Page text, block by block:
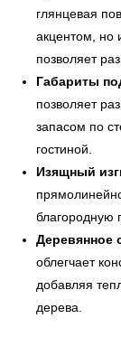
глянцевая
акцентом, но
позволяет
Габариты
позволяет
запасом по
гостиной.
Изящный
благородную
Деревянное
облегчает
добавляя
дерева.
← Вернуться на